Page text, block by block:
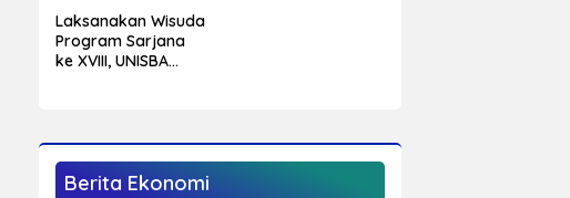
Laksanakan Wisuda
Program Sarjana
ke XVIII, UNISBA
Berita Ekonomi